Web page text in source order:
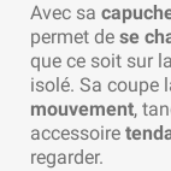
Avec sa
permet de se
que ce soit sur
isolé. Sa coupe
mouvement,
accessoire
regarder.